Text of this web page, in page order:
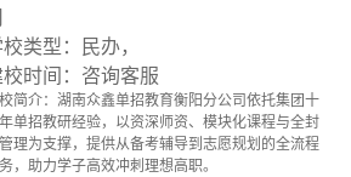
校类型：民办，
校时间：咨询客服
简介：湖南众鑫单招教育衡阳分公司依托集团十
单招教研经验，以资深师资、模块化课程与全封
理为支撑，提供从备考辅导到志愿规划的全流程
，助力学子高效冲刺理想高职。​